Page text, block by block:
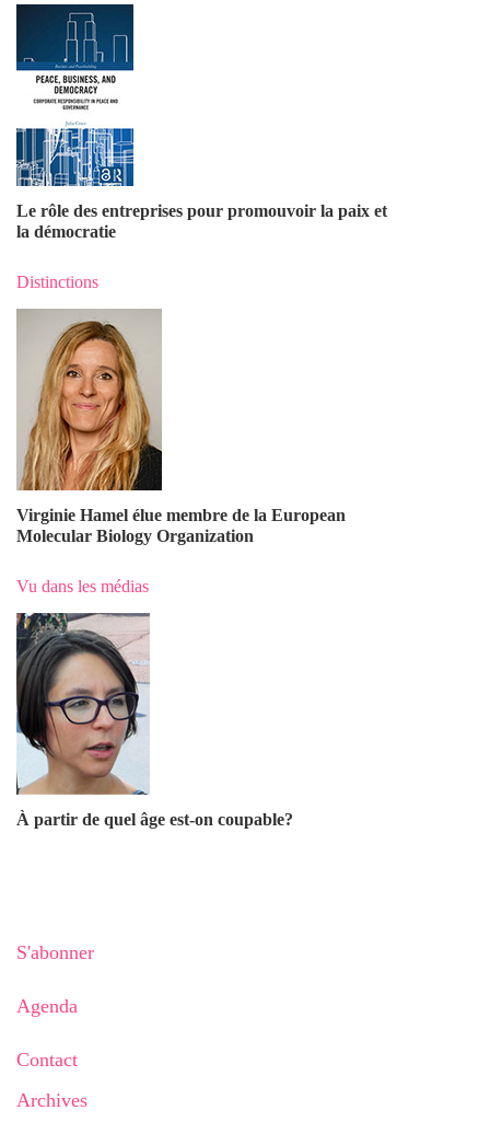
Le rôle des entreprises pour promouvoir la paix et
la démocratie
Distinctions
Virginie Hamel élue membre de la European
Molecular Biology Organization
Vu dans les médias
À partir de quel âge est-on coupable?
S'abonner
Agenda
Contact
Archives